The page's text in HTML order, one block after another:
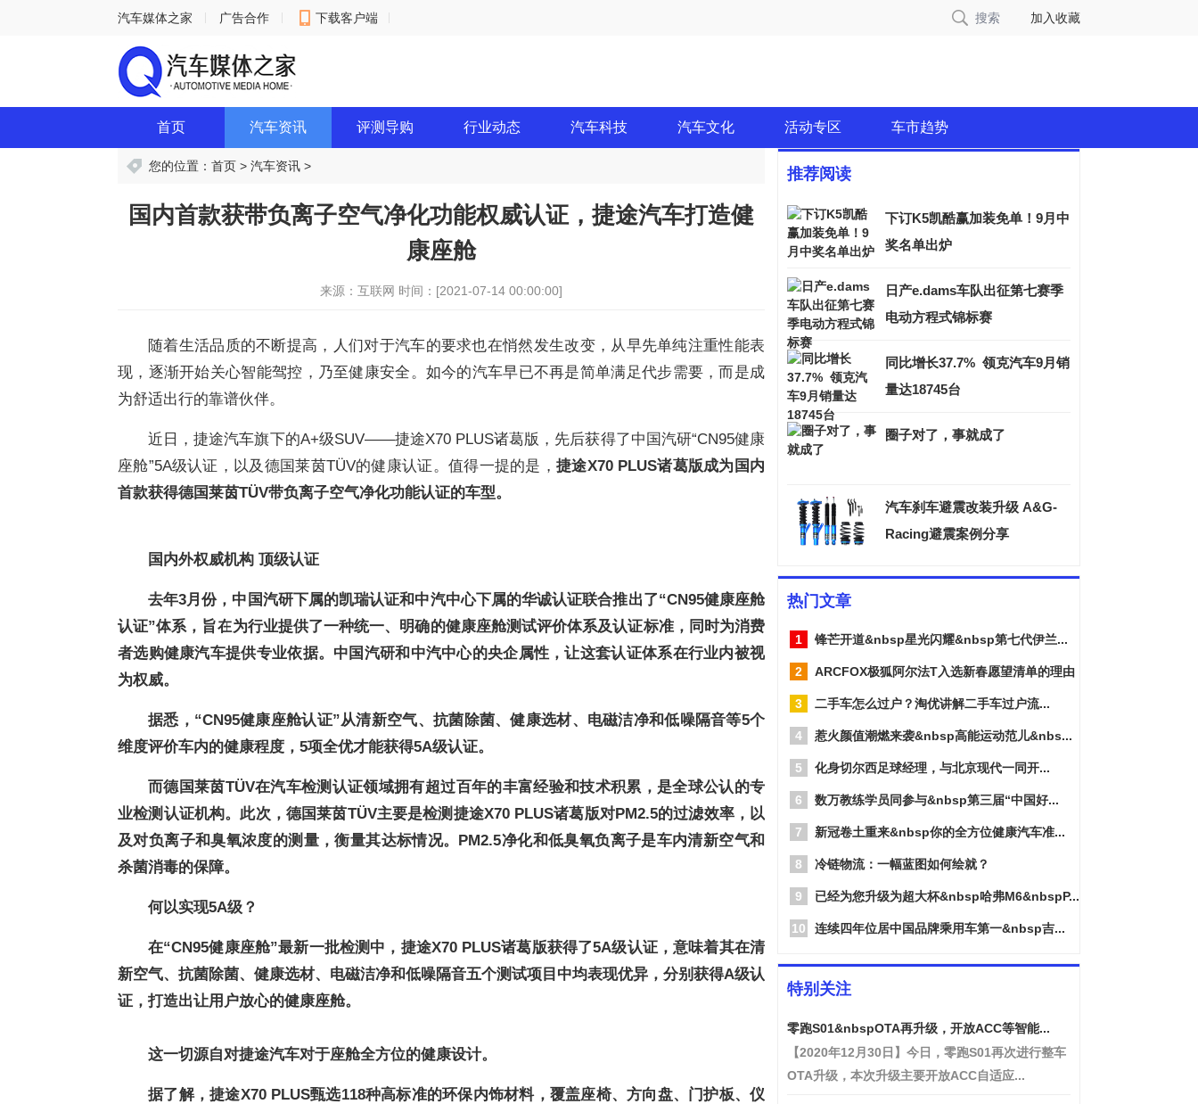
汽车媒体之家 广告合作 下载客户端
意见反馈
搜索 加入收藏
首页 汽车资讯 评测导购 行业动态 汽车科技 汽车文化 活动专区 车市趋势
您的位置： 首页 > 汽车资讯 >
国内首款获带负离子空气净化功能权威认证，捷途汽车打造健
康座舱
来源：互联网 时间：[2021-07-14 00:00:00]
随着生活品质的不断提高，人们对于汽车的要求也在悄然发生改变，从早先单纯注重性能表
现，逐渐开始关心智能驾控，乃至健康安全。如今的汽车早已不再是简单满足代步需要，而是成
为舒适出行的靠谱伙伴。
近日，捷途汽车旗下的A+级SUV——捷途X70 PLUS诸葛版，先后获得了中国汽研“CN95健康
座舱”5A级认证，以及德国莱茵TÜV的健康认证。值得一提的是，捷途X70 PLUS诸葛版成为国内
首款获得德国莱茵TÜV带负离子空气净化功能认证的车型。
国内外权威机构 顶级认证
去年3月份，中国汽研下属的凯瑞认证和中汽中心下属的华诚认证联合推出了“CN95健康座舱
认证”体系，旨在为行业提供了一种统一、明确的健康座舱测试评价体系及认证标准，同时为消费
者选购健康汽车提供专业依据。 中国汽研和中汽中心的央企属性，让这套认证体系在行业内被视
为权威。
据悉，“CN95健康座舱认证”从清新空气、抗菌除菌、健康选材、电磁洁净和低噪隔音等5个
维度评价车内的健康程度， 5项全优才能获得5A级认证。
而德国莱茵TÜV在汽车检测认证领域拥有超过百年的丰富经验和技术积累，是全球公认的专
业检测认证机构。此次，德国莱茵TÜV主要是检测捷途X70 PLUS诸葛版对PM2.5的过滤效率，以
及对负离子和臭氧浓度的测量，衡量其达标情况。PM2.5净化和低臭氧负离子是车内清新空气和
杀菌消毒的保障。
何以实现5A级？
在“CN95健康座舱”最新一批检测中，捷途X70 PLUS诸葛版获得了5A级认证，意味着其在清
新空气、抗菌除菌、健康选材、电磁洁净和低噪隔音五个测试项目中均表现优异，分别获得A级认
证，打造出让用户放心的健康座舱。
这一切源自对捷途汽车对于座舱全方位的健康设计。
据了解，捷途X70 PLUS甄选118种高标准的环保内饰材料，覆盖座椅、方向盘、门护板、仪
推荐阅读
下订K5凯酷赢加装免单！9月中
奖名单出炉
日产e.dams车队出征第七赛季
电动方程式锦标赛
同比增长37.7% 领克汽车9月销
量达18745台
圈子对了，事就成了
汽车刹车避震改装升级 A&G-
Racing避震案例分享
热门文章
1 锋芒开道&nbsp星光闪耀&nbsp第七代伊兰...
2 ARCFOX极狐阿尔法T入选新春愿望清单的理由
3 二手车怎么过户？淘优讲解二手车过户流...
4 惹火颜值潮燃来袭&nbsp高能运动范儿&nbs...
5 化身切尔西足球经理，与北京现代一同开...
6 数万教练学员同参与&nbsp第三届“中国好...
7 新冠卷土重来&nbsp你的全方位健康汽车准...
8 冷链物流：一幅蓝图如何绘就？
9 已经为您升级为超大杯&nbsp哈弗M6&nbspP...
10 连续四年位居中国品牌乘用车第一&nbsp吉...
特别关注
零跑S01&nbspOTA再升级，开放ACC等智能...
【2020年12月30日】今日，零跑S01再次进行整车
OTA升级，本次升级主要开放ACC自适应...